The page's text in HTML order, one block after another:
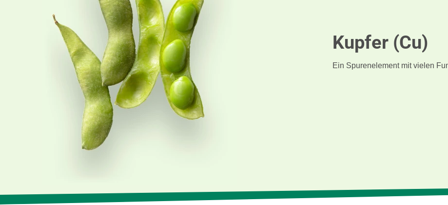
Kupfer (Cu)
Ein Spurenelement mit vielen